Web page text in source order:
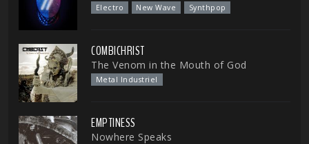
Electro New Wave Synthpop
COMBICHRIST
The Venom in the Mouth of God
Metal Industriel
EMPTINESS
Nowhere Speaks